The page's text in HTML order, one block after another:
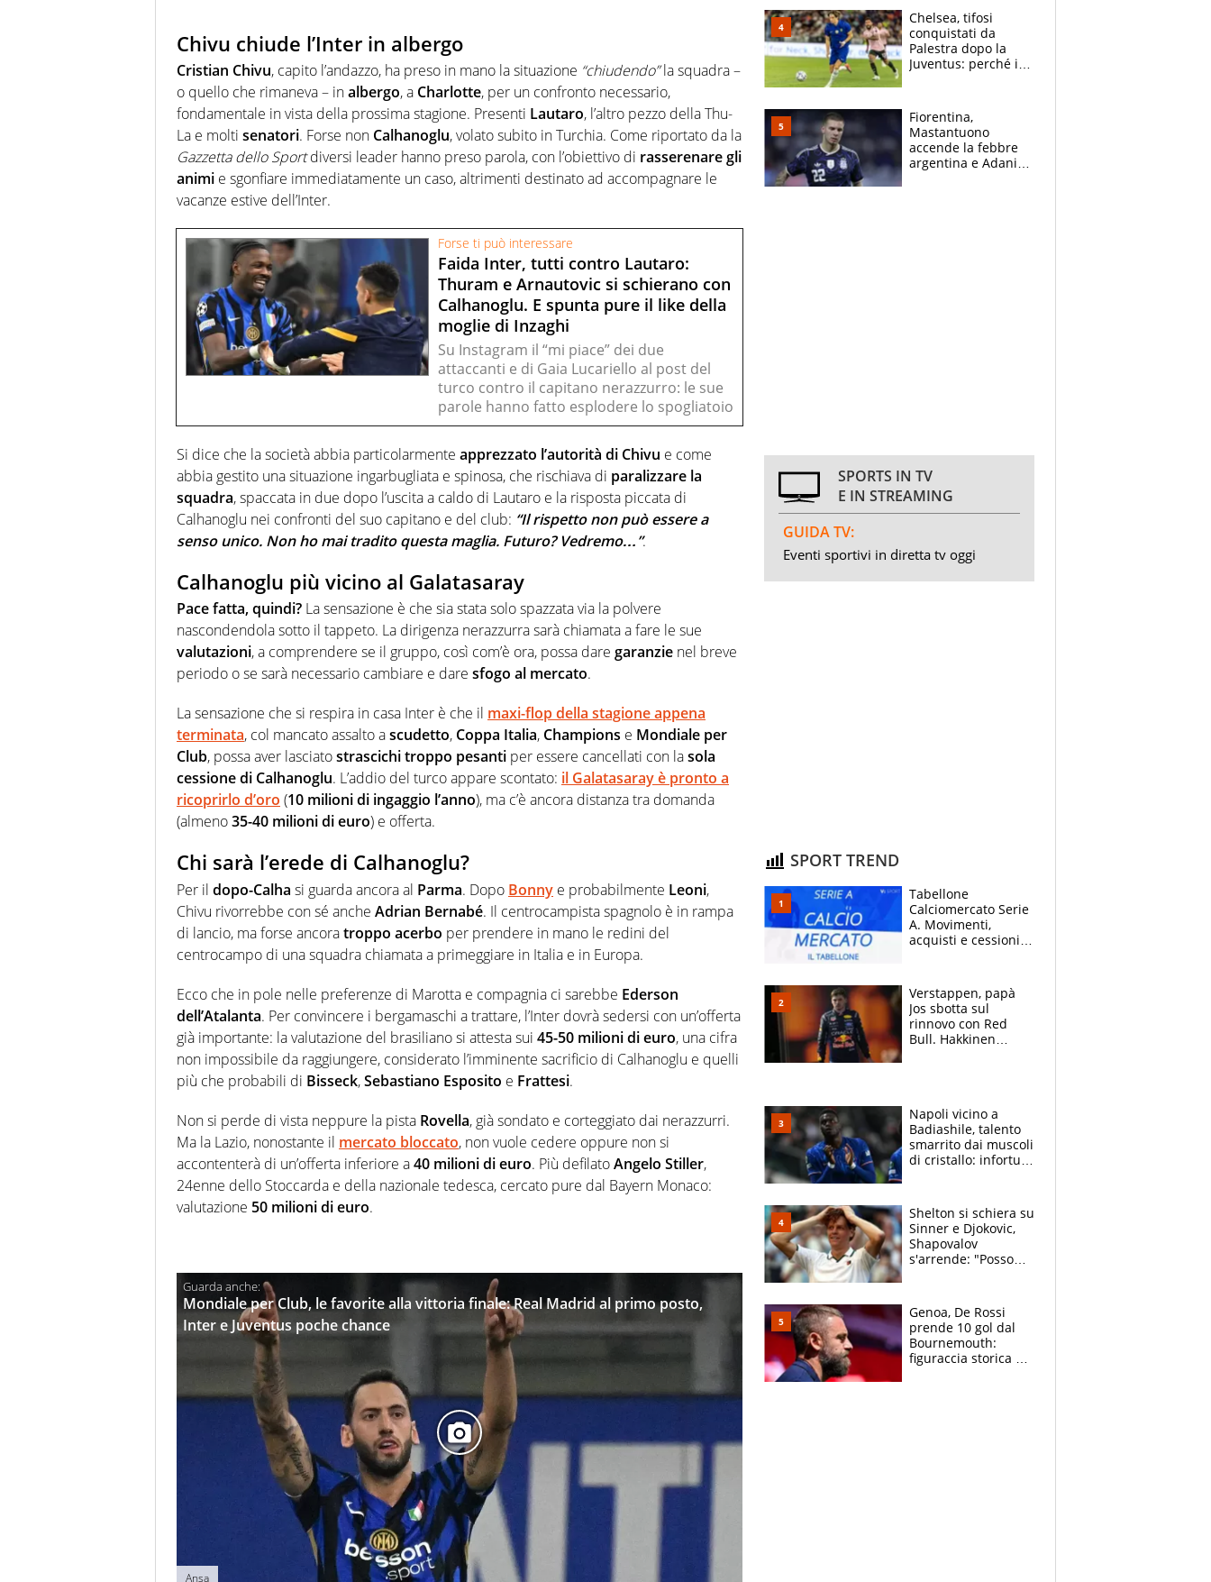
Chivu chiude l’Inter in albergo
Cristian Chivu, capito l’andazzo, ha preso in mano la situazione “chiudendo”la squadra –
o quello che rimaneva – inalbergo, a Charlotte, per un confronto necessario,
fondamentale in vista della prossima stagione. Presenti Lautaro, l’altro pezzo della Thu-
La e molti senatori. Forse non Calhanoglu, volato subito in Turchia. Come riportato da la
Gazzetta dello Sportdiversi leader hanno preso parola, con l’obiettivo di rasserenare gli
animi e sgonfiare immediatamente un caso, altrimenti destinato ad accompagnare le
vacanze estive dell’Inter.
Forse ti può interessare
Faida Inter, tutti contro Lautaro:
Thuram e Arnautovic si schierano con
Calhanoglu. E spunta pure il like della
moglie di Inzaghi
Su Instagram il “mi piace” dei due
attaccanti e di Gaia Lucariello al post del
turco contro il capitano nerazzurro: le sue
parole hanno fatto esplodere lo spogliatoio
Si dice che la società abbia particolarmente apprezzato l’autorità di Chivu e come
abbia gestito una situazione ingarbugliata e spinosa, che rischiava di paralizzare la
squadra, spaccata in due dopo l’uscita a caldo di Lautaro e la risposta piccata di
Calhanoglu nei confronti del suo capitano e del club: “Il rispetto non può essere a
senso unico. Non ho mai tradito questa maglia. Futuro? Vedremo…”.
Calhanoglu più vicino al Galatasaray
Pace fatta, quindi? La sensazione è che sia stata solo spazzata via la polvere
nascondendola sotto il tappeto. La dirigenza nerazzurra sarà chiamata a fare le sue
valutazioni, a comprendere se il gruppo, così com’è ora, possa dare garanzie nel breve
periodo o se sarà necessario cambiare e dare sfogo al mercato.
La sensazione che si respira in casa Inter è che il maxi-flop della stagione appena
terminata, col mancato assalto ascudetto, Coppa Italia, Champions e Mondiale per
Club, possa aver lasciatostrascichi troppo pesanti per essere cancellati con lasola
cessione di Calhanoglu. L’addio del turco appare scontato: il Galatasaray è pronto a
ricoprirlo d’oro (10 milioni di ingaggio l’anno), ma c’è ancora distanza tra domanda
(almeno35-40 milioni di euro) e offerta.
Chi sarà l’erede di Calhanoglu?
Per il dopo-Calha si guarda ancora al Parma. Dopo Bonny e probabilmente Leoni,
Chivu rivorrebbe con sé anche Adrian Bernabé. Il centrocampista spagnolo è in rampa
di lancio, ma forse ancoratroppo acerbo per prendere in mano le redini del
centrocampo di una squadra chiamata a primeggiare in Italia e in Europa.
Ecco che in pole nelle preferenze di Marotta e compagnia ci sarebbe Ederson
dell’Atalanta. Per convincere i bergamaschi a trattare, l’Inter dovrà sedersi con un’offerta
già importante: la valutazione del brasiliano si attesta sui 45-50 milioni di euro, una cifra
non impossibile da raggiungere, considerato l’imminente sacrificio di Calhanoglu e quelli
più che probabili di Bisseck,Sebastiano Esposito e Frattesi.
Non si perde di vista neppure la pista Rovella, già sondato e corteggiato dai nerazzurri.
Ma la Lazio, nonostante il mercato bloccato, non vuole cedere oppure non si
accontenterà di un’offerta inferiore a40 milioni di euro. Più defilatoAngelo Stiller,
24enne dello Stoccarda e della nazionale tedesca, cercato pure dal Bayern Monaco:
valutazione 50 milioni di euro.
Mondiale per Club, le favorite alla vittoria finale: Real Madrid al primo posto,
Inter e Juventus poche chance
Ansa
Open
Chelsea, tifosi
conquistati da
Palestra dopo la
Juventus: perché i
Fiorentina,
Mastantuono
accende la febbre
argentina e Adani
SPORTS IN TV
E IN STREAMING
GUIDA TV:
Eventi sportivi in diretta tv oggi
SPORT TREND
Tabellone
Calciomercato Serie
A. Movimenti,
acquisti e cessioni:
Verstappen, papà
Jos sbotta sul
rinnovo con Red
Bull. Hakkinen
Napoli vicino a
Badiashile, talento
smarrito dai muscoli
di cristallo: infortuni
Shelton si schiera su
Sinner e Djokovic,
Shapovalov
s'arrende: "Posso
Genoa, De Rossi
prende 10 gol dal
Bournemouth:
figuraccia storica ed